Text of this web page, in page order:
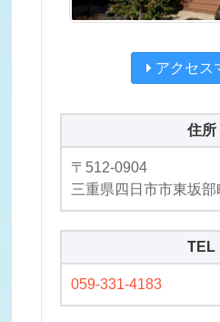
アクセス
住所
〒512-0904
三重県四日市市東坂
TEL
059-331-4183